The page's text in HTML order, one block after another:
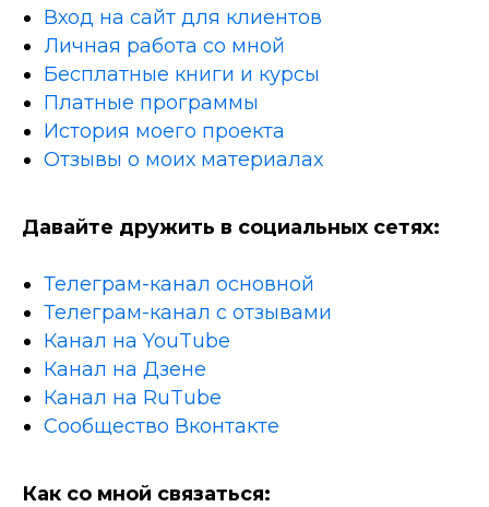
Вход на сайт для клиентов
Личная работа со мной
Бесплатные книги и курсы
Платные программы
История моего проекта
Отзывы о моих материалах
Давайте дружить в социальных сетях:
Телеграм-канал основной
Телеграм-канал с отзывами
Канал на YouTube
Канал на Дзене
Канал на RuTube
Сообщество Вконтакте
Как со мной связаться: